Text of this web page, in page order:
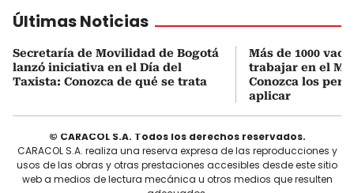
Últimas Noticias
Secretaría de Movilidad de Bogotá
lanzó iniciativa en el Día del
Taxista: Conozca de qué se trata
Más de 1000
trabajar en el
Conozca los
aplicar
© CARACOL S.A. Todos los derechos reservados.
CARACOL S.A. realiza una reserva expresa de las reproducciones y
usos de las obras y otras prestaciones accesibles desde este sitio
web a medios de lectura mecánica u otros medios que resulten